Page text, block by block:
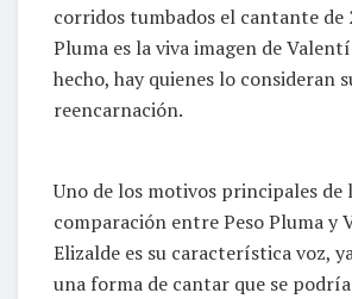
corridos tumbados el cantante de
Pluma es la viva imagen de
hecho, hay quienes lo consideran
reencarnación.
Uno de los motivos principales de
comparación entre Peso Pluma y
Elizalde es su característica voz,
una forma de cantar que se